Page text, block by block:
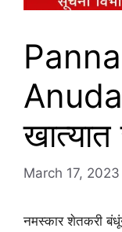
खात्यात
March 17, 2023
नमस्कार शेतकरी